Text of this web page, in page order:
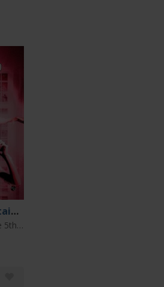
The VtM 5e: Blood-Stained Love Sourcebook
Vampire The Masquerade 5th Edition